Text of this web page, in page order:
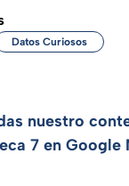
Datos Curiosos
nuestro
7 en Google